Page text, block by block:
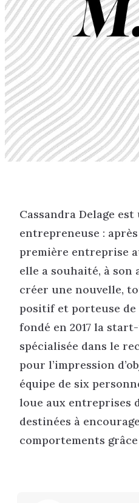
Cassandra Delage
entrepreneuse :
première entreprise
elle a souhaité, à son
créer une nouvelle,
positif et porteuse de
fondé en 2017 la
spécialisée dans le
pour l’impression
équipe de six
loue aux entreprises
destinées à
comportements